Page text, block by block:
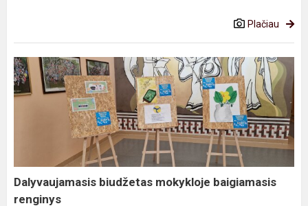
Plačiau
Dalyvaujamasis
biudžetas
mokykloje
baigiamasis
Dalyvaujamasis biudžetas mokykloje baigiamasis
renginys